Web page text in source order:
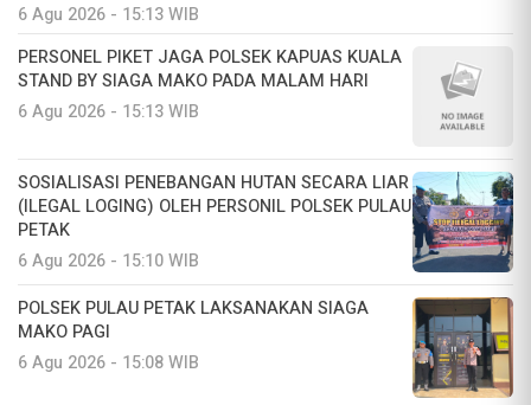
6 Agu 2026 - 15:13 WIB
PERSONEL PIKET JAGA POLSEK KAPUAS KUALA
STAND BY SIAGA MAKO PADA MALAM HARI
6 Agu 2026 - 15:13 WIB
SOSIALISASI PENEBANGAN HUTAN SECARA LIAR
(ILEGAL LOGING) OLEH PERSONIL POLSEK PULAU
PETAK
6 Agu 2026 - 15:10 WIB
POLSEK PULAU PETAK LAKSANAKAN SIAGA
MAKO PAGI
6 Agu 2026 - 15:08 WIB